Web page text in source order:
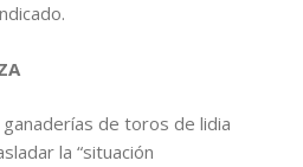
de toros de lidia
la “situación